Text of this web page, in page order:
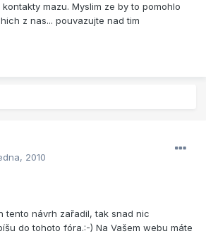
mazu. Myslim ze by to pomohlo
z nas... pouvazujte nad tim
2010
tento návrh zařadil, tak snad nic
do tohoto fóra.:-) Na Vašem webu máte